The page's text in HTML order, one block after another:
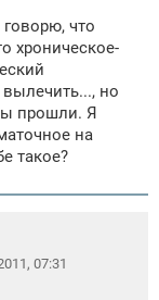
что
хроническое-
но
прошли. Я
на
такое?
07:31